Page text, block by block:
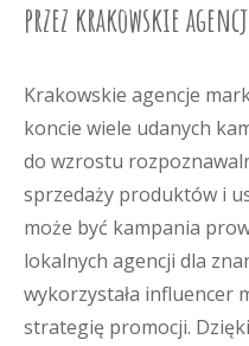
przez krakowskie
Krakowskie agencje
koncie wiele udanych
do wzrostu
sprzedaży produktów i
może być kampania
lokalnych agencji dla
wykorzystała influencer
strategię promocji.